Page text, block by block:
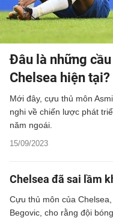
Đâu là những
Chelsea hiện tại?
Mới đây, cựu thủ môn
nghi về chiến lược phát
năm ngoái.
15/09/2023
Chelsea đã sai lầm
Cựu thủ môn của Chelsea,
Begovic, cho rằng đội